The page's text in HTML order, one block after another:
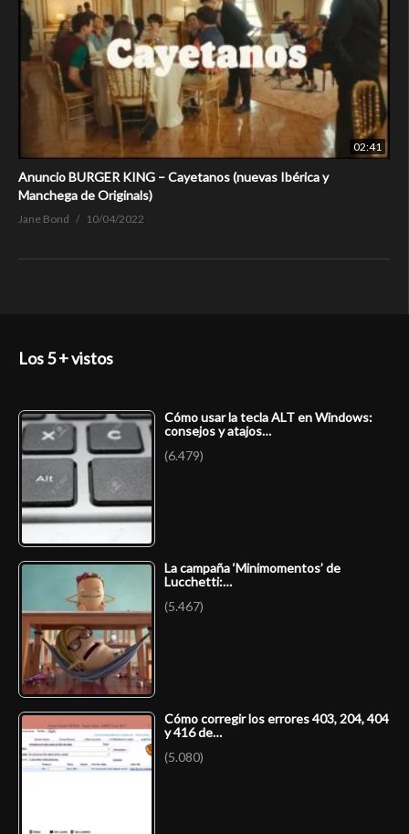
02:41
Anuncio BURGER KING – Cayetanos (nuevas Ibérica y
Manchega de Originals)
Jane Bond 10/04/2022
Los 5 + vistos
Cómo usar la tecla ALT en Windows:
consejos y atajos…
(6.479)
La campaña ‘Minimomentos’ de
Lucchetti:…
(5.467)
Cómo corregir los errores 403, 204, 404
y 416 de…
(5.080)